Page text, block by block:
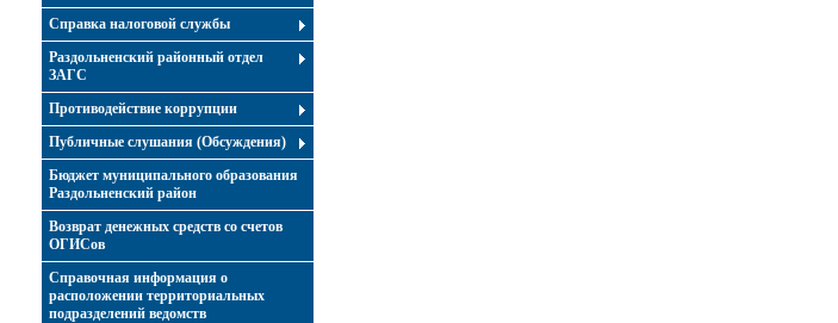
Справка налоговой службы
Раздольненский районный отдел
ЗАГС
Противодействие коррупции
Публичные слушания (Обсуждения)
Бюджет муниципального образования
Раздольненский район
Возврат денежных средств со счетов
ОГИСов
Справочная информация о
расположении территориальных
подразделений ведомств